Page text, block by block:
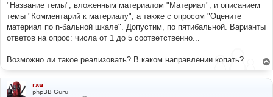
// Reset permissions data if user has just logged
in
}
"Название темы", вложенным материалом "Материал", и описанием
темы "Комментарий к материалу", а также с опросом "Оцените
материал по n-бальной шкале". Допустим, по пятибальной. Варианты
ответов на опрос: числа от 1 до 5 соответственно...
Возможно ли такое реализовать? В каком направлении копать?
rxu
phpBB Guru